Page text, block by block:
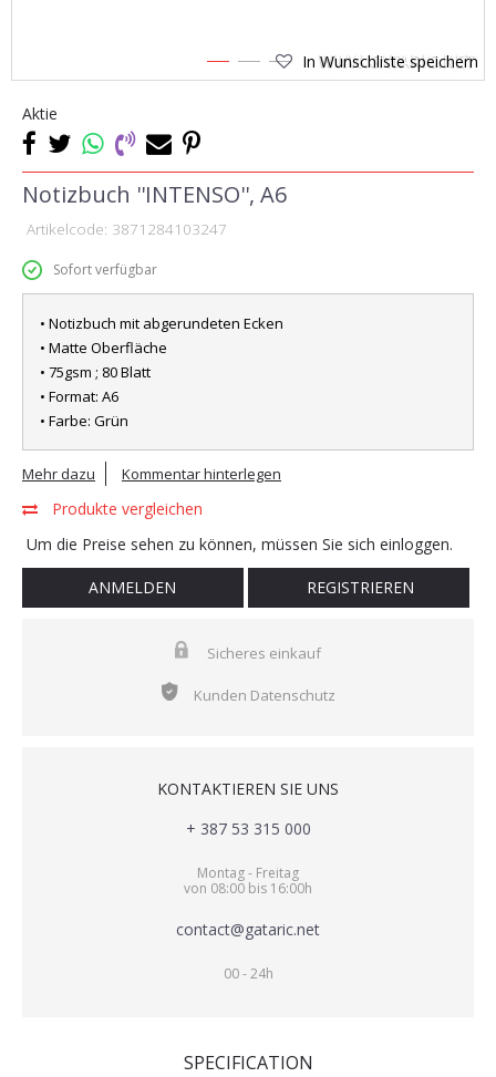
1 2 3 In Wunschliste speichern
Aktie
Notizbuch ''INTENSO'', A6
Artikelcode: 3871284103247
Sofort verfügbar
• Notizbuch mit abgerundeten Ecken
• Matte Oberfläche
• 75gsm ; 80 Blatt
• Format: A6
• Farbe: Grün
Mehr dazu Kommentar hinterlegen
Produkte vergleichen
Um die Preise sehen zu können, müssen Sie sich einloggen.
ANMELDEN REGISTRIEREN
Sicheres einkauf
Kunden Datenschutz
KONTAKTIEREN SIE UNS
+ 387 53 315 000
Montag - Freitag
von 08:00 bis 16:00h
contact@gataric.net
00 - 24h
SPECIFICATION